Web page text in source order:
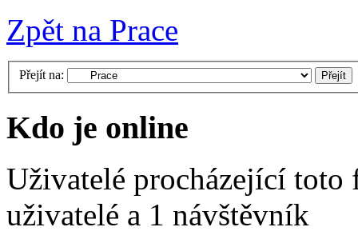
Zpět na Prace
Přejít na:
Kdo je online
Uživatelé procházející
uživatelé a 1 návštěvník